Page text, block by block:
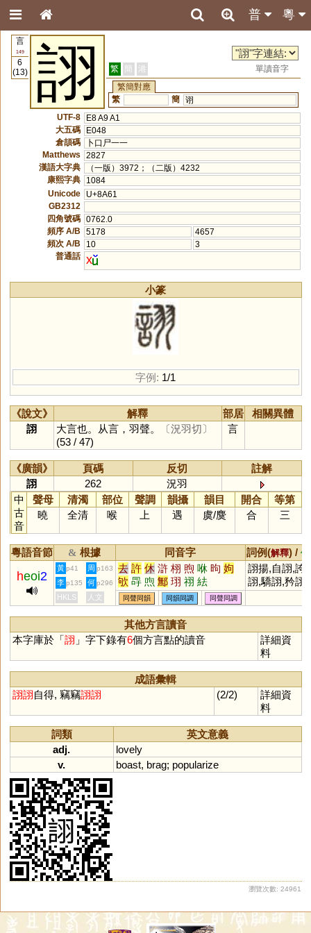
粵
普
言
149
6
(13)
詡 繁 簡 港
單讀音字
繁簡對應
繁
簡 诩
UTF-8
E8 A9 A1
大五碼
E048
倉頡碼
卜口尸一一
Matthews
2827
漢語大字典
（一版）3972；（二版）4232
康熙字典
1084
Unicode
U+8A61
GB2312
四角號碼 0762.0
頻序 A/B
5178
4657
頻次 A/B
10
3
普通話 x
小篆
字例: 1/1
《說文》 解釋 部居
相關異體
詡
大言也。从言，羽聲。
〔況羽切〕
(53 / 47)
言
《廣韻》 頁碼 反切
註解
詡
262
況羽
中
古
音
聲母 清濁 部位 聲調 韻攝 韻目 開合
等第
曉
全清 喉 上 遇 虞/麌 合 三
粵語音節 & 根據 同音字 詞例(解釋) /
heoi2
黃 p41 周 p163 去 許 休 滸 栩 煦 咻 昫 姁
欨 冔 喣 鄦 珝 祤 紶
詡揚,自詡,誇
詡,驕詡,矜詡
李 p135 何 p296
HKLS 人文 同聲同韻 同韻同調 同聲同調
其他方言讀音
本字庫於「詡 」字下錄有6個方言點的讀音
詳細資
料
成語彙輯
詡詡自得, 竊竊詡詡 (2/2)
詳細資
料
詞類
英文意義
adj.
lovely
v.
boast, brag; popularize
瀏覽次數: 24961